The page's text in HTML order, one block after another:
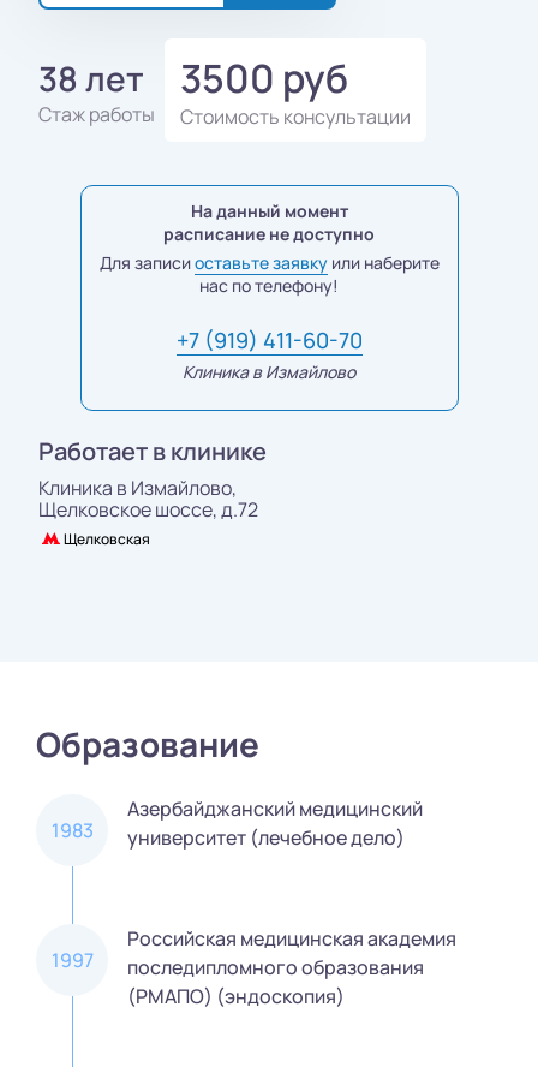
38 лет
Стаж работы
3500 руб
Стоимость консультации
На данный момент
расписание не доступно
Для записиоставьте заявкуили наберите
нас по телефону!
+7 (919) 411-60-70
Клиника в Измайлово
Работает в клинике
Клиника в Измайлово,
Щелковское шоссе, д.72
Щелковская
Образование
1983
Азербайджанский медицинский
университет (лечебное дело)
1997
Российская медицинская академия
последипломного образования
(РМАПО) (эндоскопия)